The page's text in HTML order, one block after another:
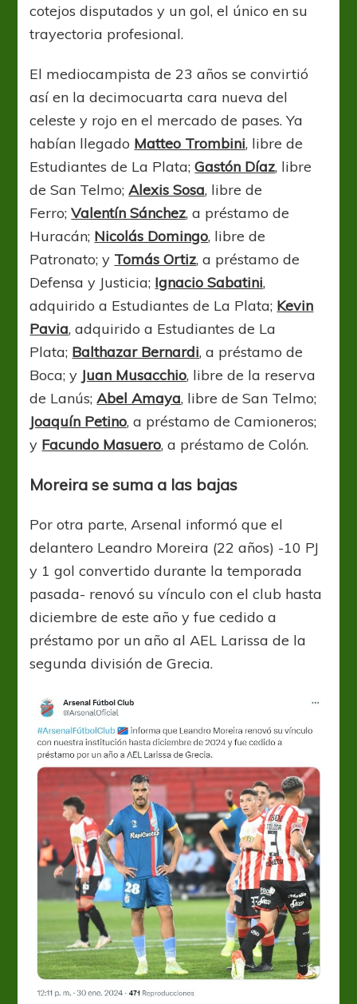
cotejos disputados y un gol, el único en su
trayectoria profesional.
El mediocampista de 23 años se convirtió
así en la decimocuarta cara nueva del
celeste y rojo en el mercado de pases. Ya
habían llegado Matteo Trombini, libre de
Estudiantes de La Plata;Gastón Díaz, libre
de San Telmo;Alexis Sosa, libre de
Ferro;Valentín Sánchez, a préstamo de
Huracán; Nicolás Domingo, libre de
Patronato; y Tomás Ortiz, a préstamo de
Defensa y Justicia; Ignacio Sabatini,
adquirido a Estudiantes de La Plata; Kevin
Pavia, adquirido a Estudiantes de La
Plata; Balthazar Bernardi, a préstamo de
Boca; y Juan Musacchio, libre de la reserva
de Lanús;Abel Amaya, libre de San Telmo;
Joaquín Petino, a préstamo de Camioneros;
y Facundo Masuero, a préstamo de Colón.
Moreira se suma a las bajas
Por otra parte, Arsenal informó que el
delantero Leandro Moreira (22 años) -10 PJ
y 1 gol convertido durante la temporada
pasada- renovó su vínculo con el club hasta
diciembre de este año y fue cedido a
préstamo por un año al AEL Larissa de la
segunda división de Grecia.